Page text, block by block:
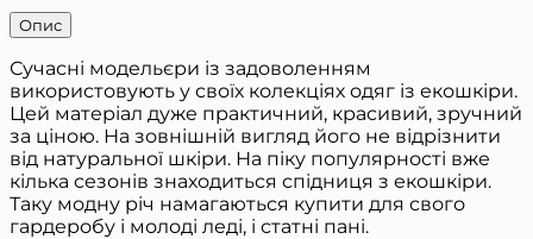
Опис
Сучасні модельєри із задоволенням
використовують у своїх колекціях одяг із екошкіри.
Цей матеріал дуже практичний, красивий, зручний
за ціною. На зовнішній вигляд його не відрізнити
від натуральної шкіри. На піку популярності вже
кілька сезонів знаходиться спідниця з екошкіри.
Таку модну річ намагаються купити для свого
гардеробу і молоді леді, і статні пані.